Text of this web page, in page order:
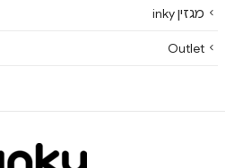
מגזין inky
Outlet